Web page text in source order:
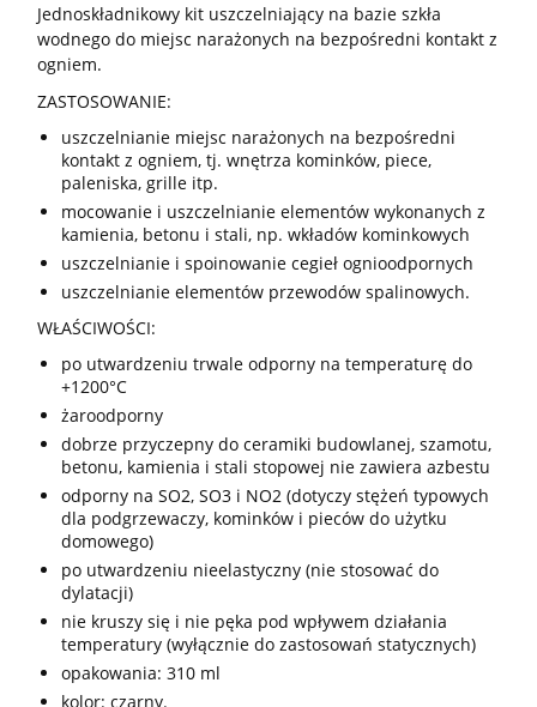
Jednoskładnikowy kit uszczelniający na bazie szkła
wodnego do miejsc narażonych na bezpośredni kontakt z
ogniem.
ZASTOSOWANIE:
uszczelnianie miejsc narażonych na bezpośredni
kontakt z ogniem, tj. wnętrza kominków, piece,
paleniska, grille itp.
mocowanie i uszczelnianie elementów wykonanych z
kamienia, betonu i stali, np. wkładów kominkowych
uszczelnianie i spoinowanie cegieł ognioodpornych
uszczelnianie elementów przewodów spalinowych.
WŁAŚCIWOŚCI:
po utwardzeniu trwale odporny na temperaturę do
+1200°C
żaroodporny
dobrze przyczepny do ceramiki budowlanej, szamotu,
betonu, kamienia i stali stopowej nie zawiera azbestu
odporny na SO2, SO3 i NO2 (dotyczy stężeń typowych
dla podgrzewaczy, kominków i pieców do użytku
domowego)
po utwardzeniu nieelastyczny (nie stosować do
dylatacji)
nie kruszy się i nie pęka pod wpływem działania
temperatury (wyłącznie do zastosowań statycznych)
opakowania: 310 ml
kolor: czarny.